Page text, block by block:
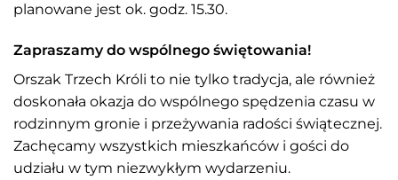
planowane jest ok. godz. 15.30.
Zapraszamy do wspólnego świętowania!
Orszak Trzech Króli to nie tylko tradycja, ale również
doskonała okazja do wspólnego spędzenia czasu w
rodzinnym gronie i przeżywania radości świątecznej.
Zachęcamy wszystkich mieszkańców i gości do
udziału w tym niezwykłym wydarzeniu.